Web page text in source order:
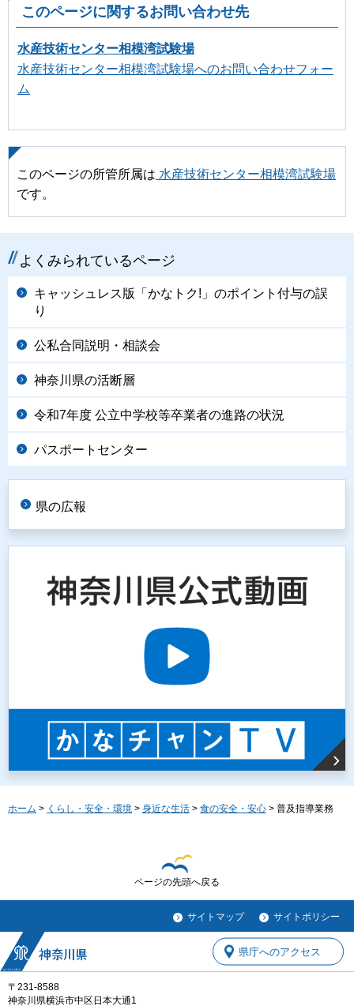
このページに関するお問い合わせ先
水産技術センター相模湾試験場
水産技術センター相模湾試験場へのお問い合わせフォー
ム
このページの所管所属は 水産技術センター相模湾試験場
です。
よくみられているページ
キャッシュレス版「かなトク!」のポイント付与の誤
り
公私合同説明・相談会
神奈川県の活断層
令和7年度 公立中学校等卒業者の進路の状況
パスポートセンター
県の広報
ホーム > くらし・安全・環境 > 身近な生活 > 食の安全・安心 > 普及指導業務
ページの先頭へ戻る
サイトマップ サイトポリシー
〒231-8588
神奈川県横浜市中区日本大通1
県庁へのアクセス